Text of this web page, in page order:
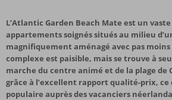
L’Atlantic Garden Beach Mate est un
appartements soignés situés au milieu
magnifiquement aménagé avec pas moins
complexe est paisible, mais se trouve à
marche du centre animé et de la plage de
grâce à l’excellent rapport qualité-prix,
populaire auprès des vacanciers